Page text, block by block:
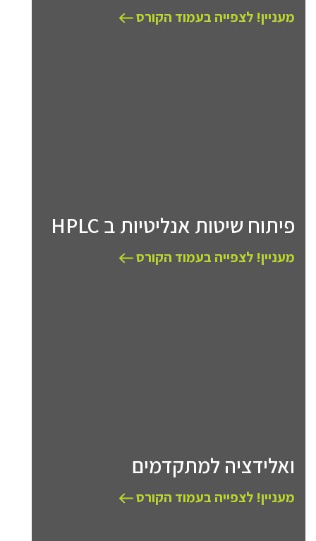
מעניין! לצפייה בעמוד הקורס
פיתוח שיטות אנליטיות ב HPLC
מעניין! לצפייה בעמוד הקורס
ואלידציה למתקדמים
מעניין! לצפייה בעמוד הקורס